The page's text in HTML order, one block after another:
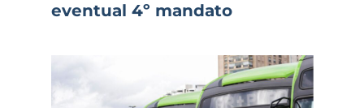
eventual 4º mandato